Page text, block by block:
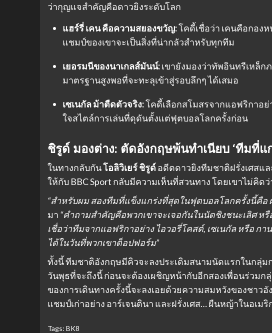
ว่ากุญแจสำคัญคือดาวยิงระดับโลก
แฮร์รี่ เคน คือความสยองขวัญ:โคดี้เชื่อว่า เคนคือกอง
แชมป์ของเขาจะเป็นสิ่งที่น่ากลัวสำหรับทุกทีม
เยอรมนีของนาเกลส์มันน์:เขายังมองว่าทัพอินทรีเหล็ก
มาตรฐานสูงพอที่จะทะลุเข้าสู่รอบลึกๆ ได้เสมอ
เซเนกัล ม้าตืดตัวจริง:โคดี้เลือกสโมสรจากแอฟริกาอย่
ใจสไตล์การเล่นที่ดุดันตั้งแต่ฟุตบอลโลกครั้งก่อน
ชิรูด์ มองต่าง: ตัดอังกฤษพ้นทำเนียบ ‘ทีมที่แ
ในทางกลับกันโอลิวิเยร์ ชิรูด์อดีตดาวยิงทีมชาติฝรั่งเศสแ
ให้กับ BBC Sport กลับมีความเห็นที่สวนทาง โดยเขาไม่คิ
“สำหรับผม สองทีมที่แข็งแกร่งที่สุดในฟุตบอลโลกครั้งนี้คือ ฝ
มา “คำถามสำคัญคือพวกเขาจะเจอกันในนัดชิงชนะเลิศ
เชื่อว่าทีมจากแอฟริกาอย่าง ไอวอรี่โคสต์, เซเนกัล หรือ ก
ได้ในวันที่พวกเขาต็อปฟอร์ม”
ทั้งนี้ ทีมชาติอังกฤษมีคิวจะลงประเดิมสนามนัดแรกในกลุ่ม
วันพุธที่จะถึงนี้ ก่อนจะต้องเผชิญหน้ากับอีกสองเพื่อนร่วมก
ของการเดินทางครั้งนี้จะลงเอยด้วยความสมหวังของชาว
แชมป์เก่าอย่าง อาร์เจนตินา และฝรั่งเศส… ผืนหญ้าในอเม
Tags: BK8